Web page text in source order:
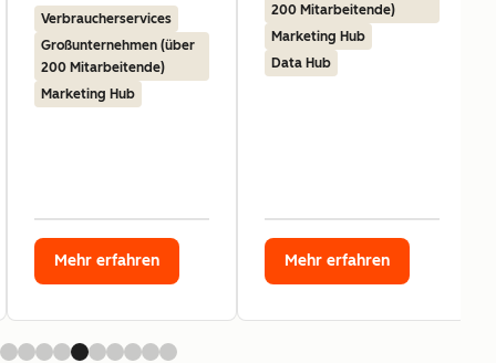
Verbraucherservices
Großunternehmen (über
200 Mitarbeitende)
Marketing Hub
Mehr erfahren
200 Mitarbeitende)
Marketing Hub
Data Hub
Mehr erfahren